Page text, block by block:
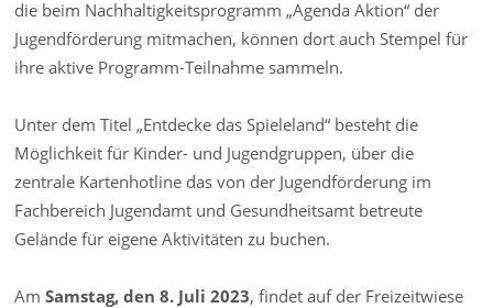
die beim Nachhaltigkeitsprogramm „Agenda Aktion“ der
Jugendförderung mitmachen, können dort auch Stempel für
ihre aktive Programm-Teilnahme sammeln.
Unter dem Titel „Entdecke das Spieleland“ besteht die
Möglichkeit für Kinder- und Jugendgruppen, über die
zentrale Kartenhotline das von der Jugendförderung im
Fachbereich Jugendamt und Gesundheitsamt betreute
Gelände für eigene Aktivitäten zu buchen.
Am Samstag, den 8. Juli 2023, findet auf der Freizeitwiese